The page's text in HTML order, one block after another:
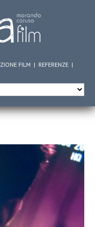
FILM | REFERENZE |